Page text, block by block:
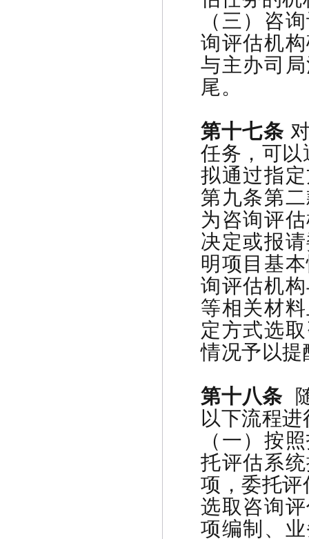
（三）咨
询评估机
与主办司
尾。
第十七条
任务，可
拟通过指
第九条第
为咨询评
决定或报
明项目基
询评估机
等相关材
定方式选
情况予以
第十八条
以下流程进
（一）按
托评估系
项，委托
选取咨询
项编制、